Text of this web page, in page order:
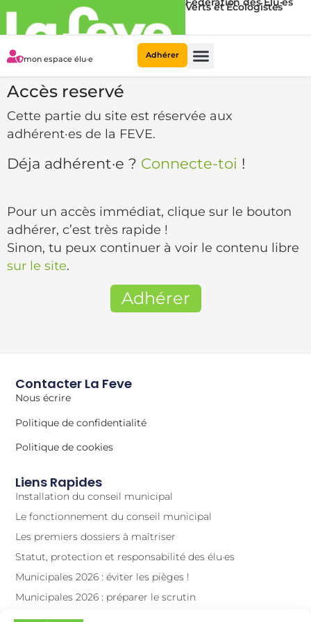
Verts et Écologistes
mon espace élu·e Adhérer
Accès reservé
Cette partie du site est réservée aux
adhérent·es de la FEVE.
Déja adhérent·e ? Connecte-toi !
Pour un accès immédiat, clique sur le bouton
adhérer, c’est très rapide !
Sinon, tu peux continuer à voir le contenu libre
sur le site.
Adhérer
Liens Rapides
Installation du conseil municipal
Le fonctionnement du conseil municipal
Les premiers dossiers à maîtriser
Statut, protection et responsabilité des élu·es
Municipales 2026 : éviter les pièges !
Municipales 2026 : préparer le scrutin
La vidéoprotection
Contacter La Feve
Nous écrire
Politique de confidentialité
Politique de cookies